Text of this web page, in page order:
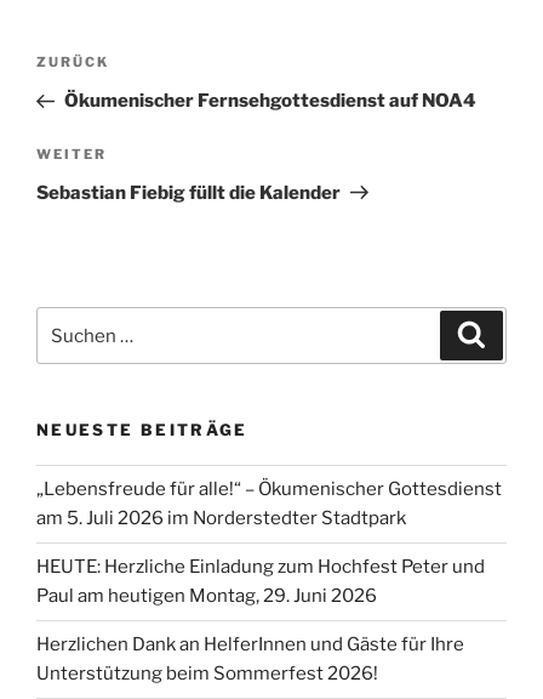
Beitragsnavigation
Vorheriger
Beitrag
ZURÜCK
Ökumenischer Fernsehgottesdienst auf NOA4
Nächster
Beitrag
WEITER
Sebastian Fiebig füllt die Kalender
nach:
NEUESTE BEITRÄGE
„Lebensfreude für alle!“ – Ökumenischer Gottesdienst
am 5. Juli 2026 im Norderstedter Stadtpark
HEUTE: Herzliche Einladung zum Hochfest Peter und
Paul am heutigen Montag, 29. Juni 2026
Herzlichen Dank an HelferInnen und Gäste für Ihre
Unterstützung beim Sommerfest 2026!